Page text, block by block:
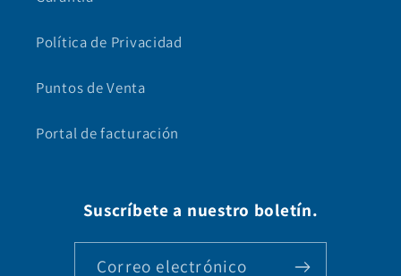
Política de Privacidad
Puntos de Venta
Portal de facturación
Suscríbete a nuestro boletín.
Correo electrónico